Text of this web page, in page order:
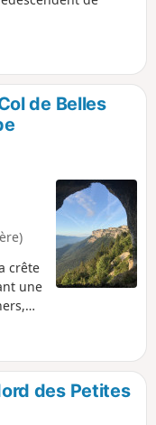
de Belles
crête
une
des Petites